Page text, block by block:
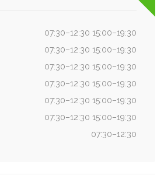
07:30–12:30 15:00–19:30
07:30–12:30 15:00–19:30
07:30–12:30 15:00–19:30
07:30–12:30 15:00–19:30
07:30–12:30 15:00–19:30
07:30–12:30 15:00–19:30
07:30–12:30